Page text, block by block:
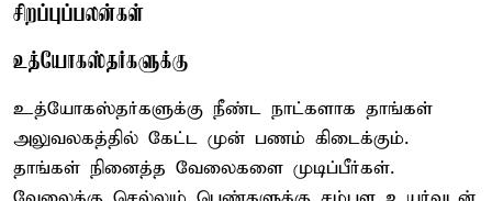
சிறப்புப்பலன்கள்
உத்யோகஸ்தர்களுக்கு
உத்யோகஸ்தர்களுக்கு நீண்ட நாட்களாக தாங்கள்
அலுவலகத்தில் கேட்ட முன் பணம் கிடைக்கும்.
தாங்கள் நினைத்த வேலைகளை முடிப்பீர்கள்.